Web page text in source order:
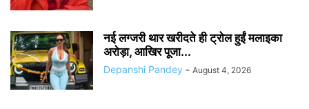
नई लग्जरी थार खरीदते ही ट्रोल हुईं मलाइका
अरोड़ा, आखिर पूजा...
Depanshi Pandey - August 4, 2026